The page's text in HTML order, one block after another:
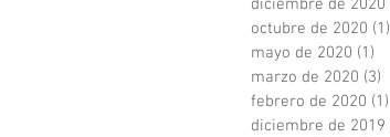
diciembre de 2020
octubre de 2020 (1)
mayo de 2020 (1)
marzo de 2020 (3)
febrero de 2020 (1)
diciembre de 2019